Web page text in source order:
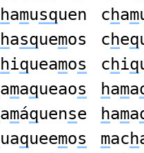
hamusquen cham
hasquemos cheq
hiqueamos chiq
amaqueaos hama
amáquense hama
uaqueemos mach